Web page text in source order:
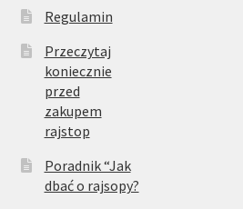
Regulamin
Przeczytaj
koniecznie
przed
zakupem
rajstop
Poradnik “Jak
dbać o rajsopy?